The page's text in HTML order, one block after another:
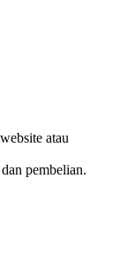
atau
pembelian.